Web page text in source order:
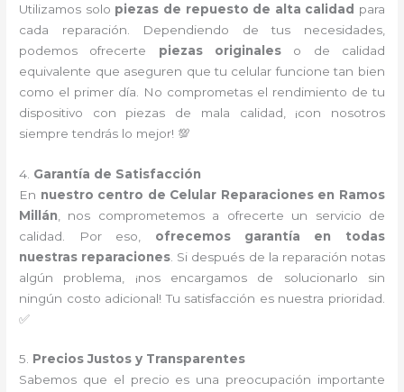
Utilizamos solo piezas de repuesto de alta calidad para
cada reparación. Dependiendo de tus necesidades,
podemos ofrecerte piezas originales o de calidad
equivalente que aseguren que tu celular funcione tan bien
como el primer día. No comprometas el rendimiento de tu
dispositivo con piezas de mala calidad, ¡con nosotros
siempre tendrás lo mejor! 💯
4. Garantía de Satisfacción
En nuestro centro de Celular Reparaciones en Ramos
Millán , nos comprometemos a ofrecerte un servicio de
calidad. Por eso, ofrecemos garantía en todas
nuestras reparaciones . Si después de la reparación notas
algún problema, ¡nos encargamos de solucionarlo sin
ningún costo adicional! Tu satisfacción es nuestra prioridad.
✅
5. Precios Justos y Transparentes
Sabemos que el precio es una preocupación importante